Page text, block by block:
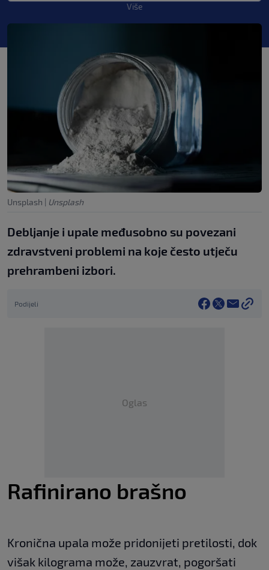
Više
Unsplash | Unsplash
Debljanje i upale međusobno su povezani
zdravstveni problemi na koje često utječu
prehrambeni izbori.
Podijeli
Oglas
Rafinirano brašno
Kronična upala može pridonijeti pretilosti, dok
višak kilograma može, zauzvrat, pogoršati